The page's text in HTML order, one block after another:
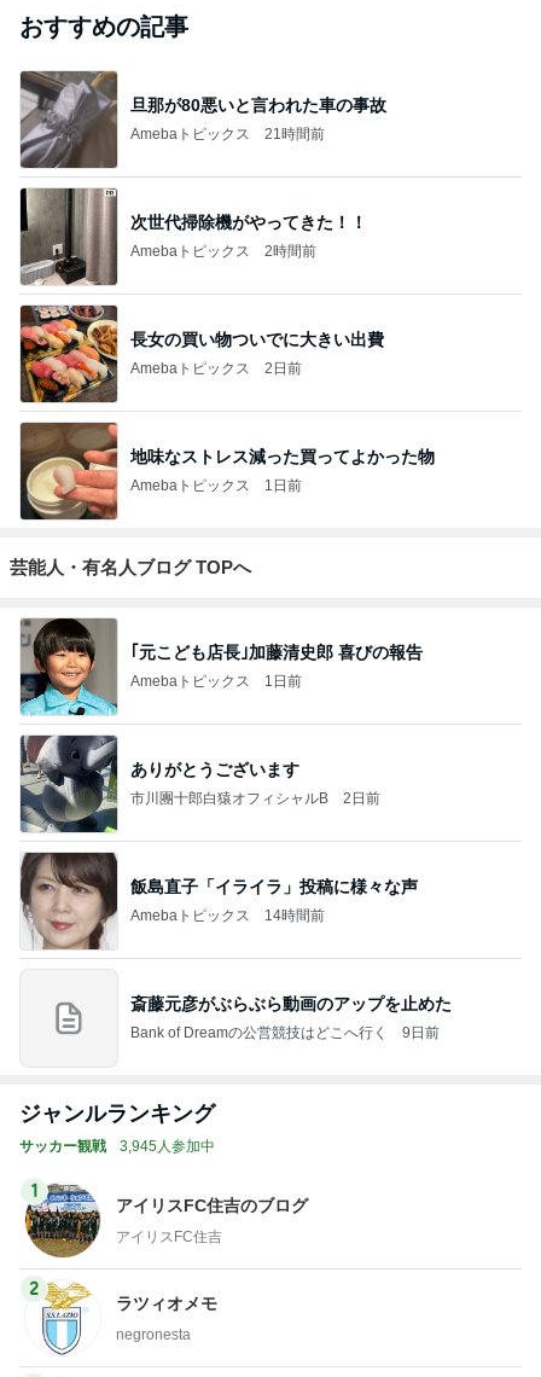
おすすめの記事
旦那が80悪いと言われた車の事故
Amebaトピックス 21時間前
次世代掃除機がやってきた！！
Amebaトピックス 2時間前
長女の買い物ついでに大きい出費
Amebaトピックス 2日前
地味なストレス減った買ってよかった物
Amebaトピックス 1日前
芸能人・有名人ブログ TOPへ
｢元こども店長｣加藤清史郎 喜びの報告
Amebaトピックス 1日前
ありがとうございます
市川團十郎白猿オフィシャルB 2日前
飯島直子「イライラ」投稿に様々な声
Amebaトピックス 14時間前
斎藤元彦がぶらぶら動画のアップを止めた
Bank of Dreamの公営競技はどこへ行く 9日前
ジャンルランキング
サッカー観戦 3,945人参加中
1
アイリスFC住吉のブログ
アイリスFC住吉
2
ラツィオメモ
negronesta